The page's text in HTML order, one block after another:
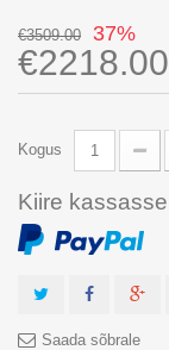
€3509.00 37%
€2218.00
Kogus
Kiire kassasse
Saada sõbrale